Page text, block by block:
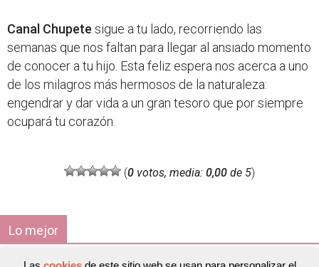
Canal Chupete sigue a tu lado, recorriendo las
semanas que nos faltan para llegar al ansiado momento
de conocer a tu hijo. Esta feliz espera nos acerca a uno
de los milagros más hermosos de la naturaleza:
engendrar y dar vida a un gran tesoro que por siempre
ocupará tu corazón.
(0 votos, media: 0,00 de 5)
Lo mejor